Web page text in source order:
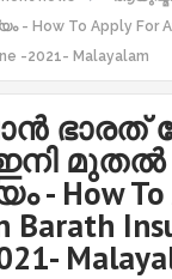
To Apply For
-2021- Malayalam
ഭാരത്
മുതൽ
How To
Barath